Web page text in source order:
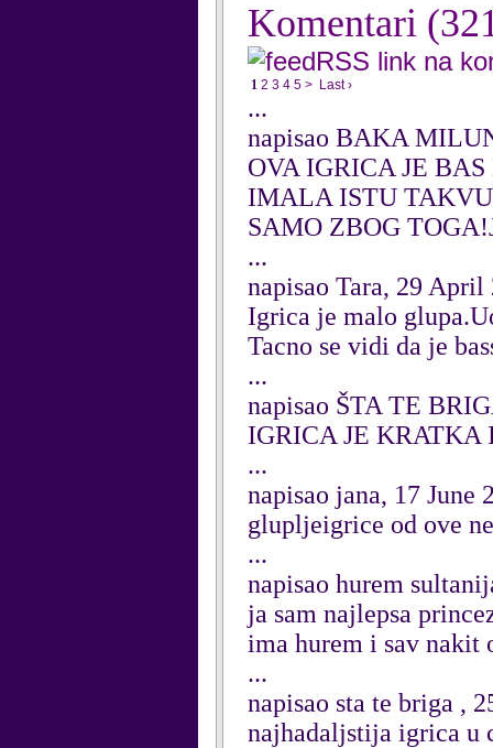
Komentari
RSS link na
1 2 3 4 5 > Last ›
...
napisao BAKA
OVA IGRICA JE
IMALA ISTU
SAMO ZBOG
...
napisao Tara, 29 April
Igrica je malo
Tacno se vidi da je
...
napisao ŠTA TE
IGRICA JE
...
napisao jana, 17 June
glupljeigrice od ove
...
napisao hurem
ja sam najlepsa
ima hurem i sav nakit
...
napisao sta te briga ,
najhadaljstija igrica u